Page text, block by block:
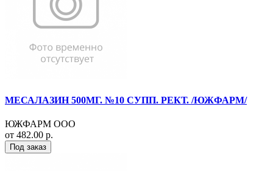
МЕСАЛАЗИН 500МГ. №10 СУПП. РЕКТ. /ЮЖФАРМ/
ЮЖФАРМ ООО
от 482.00 р.
Под заказ